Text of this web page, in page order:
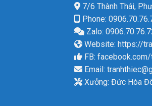
7/6 Thành Thái,
Phone:
Zalo:
Website: https://
FB:
Email:
Xưởng: Đức Hòa